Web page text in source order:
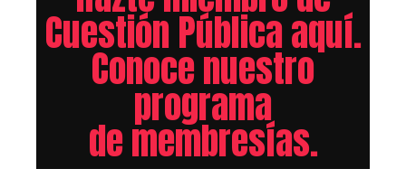
Cuestión Pública aquí.
Conoce nuestro
programa
de membresías.